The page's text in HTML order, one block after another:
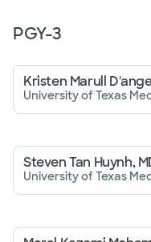
PGY-3
Kristen Marull
University of Texas
Steven Tan Huynh,
University of Texas